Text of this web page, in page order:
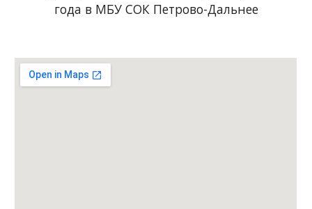
года в МБУ СОК Петрово-Дальнее